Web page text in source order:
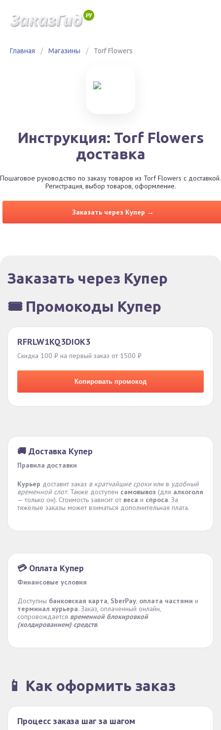
Главная / Магазины / Torf Flowers
Инструкция: Torf Flowers
доставка
Пошаговое руководство по заказу товаров из Torf Flowers с доставкой.
Регистрация, выбор товаров, оформление.
Заказать через Купер →
Заказать через Купер
🎟️ Промокоды Купер
RFRLW1KQ3DIOK3
Скидка 100 ₽ на первый заказ от 1500 ₽
Копировать промокод
🚚 Доставка Купер
Правила доставки
Курьер доставит заказ в кратчайшие сроки или в удобный
временной слот. Также доступен самовывоз (для алкоголя
— только он). Стоимость зависит от веса и спроса. За
тяжёлые заказы может взиматься дополнительная плата.
💳 Оплата Купер
Финансовые условия
Доступны банковская карта, SberPay, оплата частями и
терминал курьера. Заказ, оплаченный онлайн,
сопровождается временной блокировкой
(холдированием) средств.
📱 Как оформить заказ
Процесс заказа шаг за шагом